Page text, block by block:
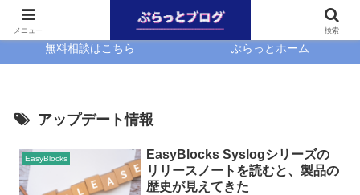
無料相談はこちら ぷらっとホーム
アップデート情報
EasyBlocks
EasyBlocks Syslogシリーズの
リリースノートを読むと、製品の
歴史が見えてきた
メニュー 検索